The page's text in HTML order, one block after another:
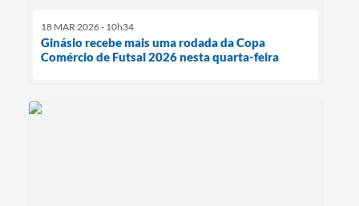
18 MAR 2026 - 10h34
Ginásio recebe mais uma rodada da Copa
Comércio de Futsal 2026 nesta quarta-feira